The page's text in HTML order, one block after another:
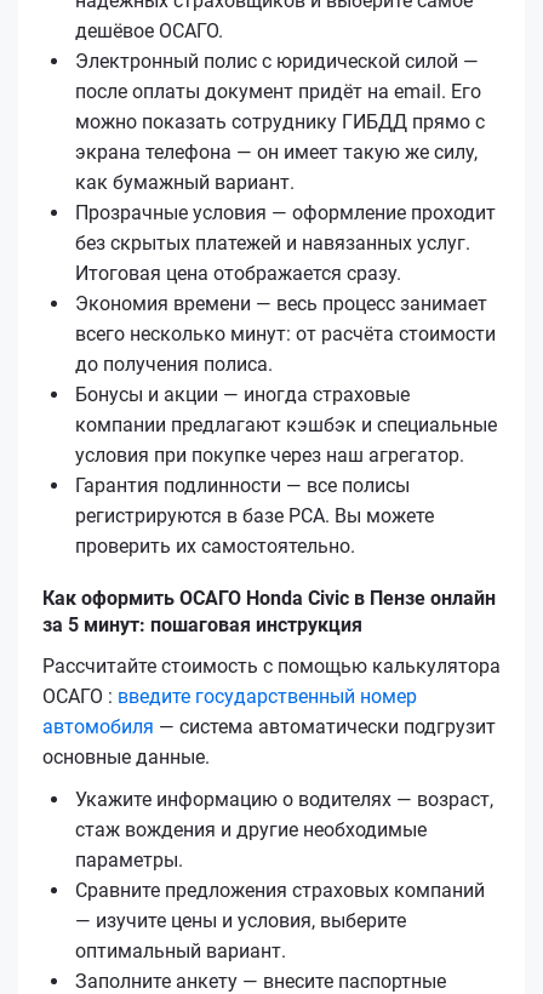
дешёвое ОСАГО.
Электронный полис с юридической силой —
после оплаты документ придёт на email. Его
можно показать сотруднику ГИБДД прямо с
экрана телефона — он имеет такую же силу,
как бумажный вариант.
Прозрачные условия — оформление проходит
без скрытых платежей и навязанных услуг.
Итоговая цена отображается сразу.
Экономия времени — весь процесс занимает
всего несколько минут: от расчёта стоимости
до получения полиса.
Бонусы и акции — иногда страховые
компании предлагают кэшбэк и специальные
условия при покупке через наш агрегатор.
Гарантия подлинности — все полисы
регистрируются в базе РСА. Вы можете
проверить их самостоятельно.
Как оформить ОСАГО Honda Civic в Пензе онлайн
за 5 минут: пошаговая инструкция
Рассчитайте стоимость с помощью калькулятора
ОСАГО : введите государственный номер
автомобиля — система автоматически подгрузит
основные данные.
Укажите информацию о водителях — возраст,
стаж вождения и другие необходимые
параметры.
Сравните предложения страховых компаний
— изучите цены и условия, выберите
оптимальный вариант.
Заполните анкету — внесите паспортные